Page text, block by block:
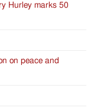
Hurley marks 50
on peace and